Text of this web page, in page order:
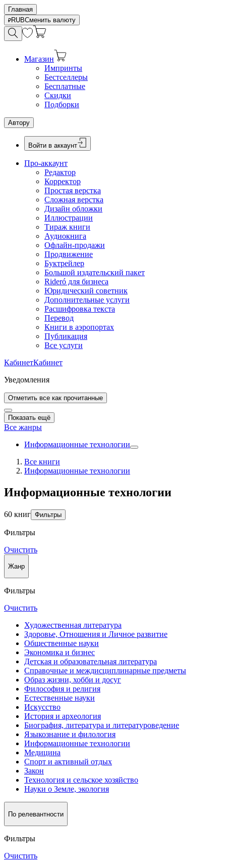
Главная
RUBСменить валюту
Магазин
Импринты
Бестселлеры
Бесплатные
Скидки
Подборки
Автору
Войти в аккаунт
Про-аккаунт
Редактор
Корректор
Простая верстка
Сложная верстка
Дизайн обложки
Иллюстрации
Тираж книги
Аудиокнига
Офлайн-продажи
Продвижение
Буктрейлер
Большой издательский пакет
Rideró для бизнеса
Юридический советник
Дополнительные услуги
Расшифровка текста
Перевод
Книги в аэропортах
Публикация
Все услуги
КабинетКабинет
Уведомления
Отметить все как прочитанные
Показать ещё
Все жанры
Информационные технологии
Все книги
Информационные технологии
Информационные технологии
60 книг Фильтры
Фильтры
Очистить
Жанр
Фильтры
Очистить
Художественная литература
Здоровье, Отношения и Личное развитие
Общественные науки
Экономика и бизнес
Детская и образовательная литература
Справочные и междисциплинарные предметы
Образ жизни, хобби и досуг
Философия и религия
Естественные науки
Искусство
История и археология
Биография, литература и литературоведение
Языкознание и филология
Информационные технологии
Медицина
Спорт и активный oтдых
Закон
Технология и сельское хозяйство
Науки о Земле, экология
По релевантности
Фильтры
Очистить